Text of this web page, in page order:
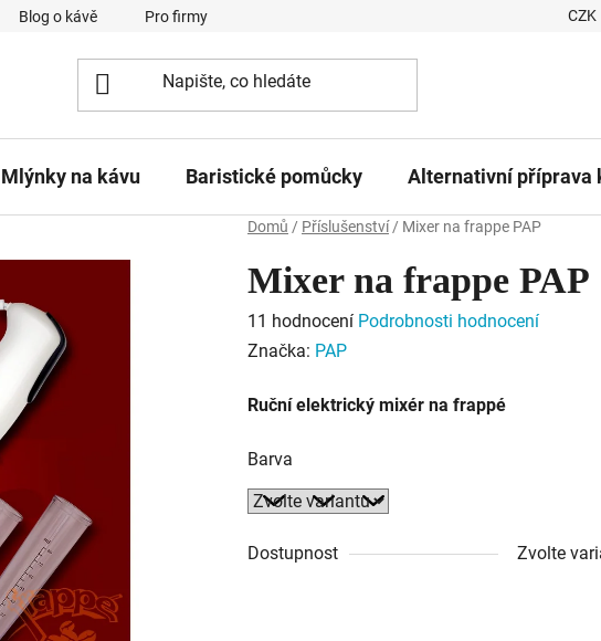
Blog o kávě Pro firmy ObchodníCZK
Mlýnky na kávu Baristické pomůcky Alternativní příprava
Domů / Příslušenství / Mixer na frappe PAP
Mixer na frappe PAP
Průměrné
hodnocení
je
z
5
11 hodnocení Podrobnosti hodnocení
Značka: PAP
Ruční elektrický mixér na frappé
Barva
Dostupnost Zvolte